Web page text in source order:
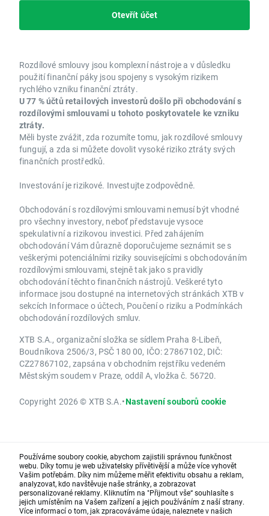
Otevřít účet
Rozdílové smlouvy jsou komplexní nástroje a v důsledku
použití finanční páky jsou spojeny s vysokým rizikem
rychlého vzniku finanční ztráty.
U 77 % účtů retailových investorů došlo při obchodování s
rozdílovými smlouvami u tohoto poskytovatele ke vzniku
ztráty.
Měli byste zvážit, zda rozumíte tomu, jak rozdílové smlouvy
fungují, a zda si můžete dovolit vysoké riziko ztráty svých
finančních prostředků.
Investování je rizikové. Investujte zodpovědně.
Obchodování s rozdílovými smlouvami nemusí být vhodné
pro všechny investory, neboť představuje vysoce
spekulativní a rizikovou investici. Před zahájením
obchodování Vám důrazně doporučujeme seznámit se s
veškerými potenciálními riziky souvisejícími s obchodováním
rozdílovými smlouvami, stejně tak jako s pravidly
obchodování těchto finančních nástrojů. Veškeré tyto
informace jsou dostupné na internetových stránkách XTB v
sekcích Informace o účtech, Poučení o riziku a Podmínkách
obchodování rozdílových smluv.
XTB S.A., organizační složka se sídlem Praha 8-Libeň,
Boudníkova 2506/3, PSČ 180 00, IČO: 27867102, DIČ:
CZ27867102, zapsána v obchodním rejstříku vedeném
Městským soudem v Praze, oddíl A, vložka č. 56720.
Copyright 2026 © XTB S.A.•Nastavení souborů cookie
Používáme soubory cookie, abychom zajistili správnou funkčnost
webu. Díky tomu je web uživatelsky přívětivější a může více vyhovět
Vašim potřebám. Díky nim můžeme měřit efektivitu obsahu a reklam,
analyzovat, kdo navštěvuje naše stránky, a zobrazovat
personalizované reklamy. Kliknutím na "Přijmout vše“ souhlasíte s
jejich umístěním na Vašem zařízení a jejich používáním z naší strany.
Více informací o tom, jak zpracováváme údaje, naleznete v našich